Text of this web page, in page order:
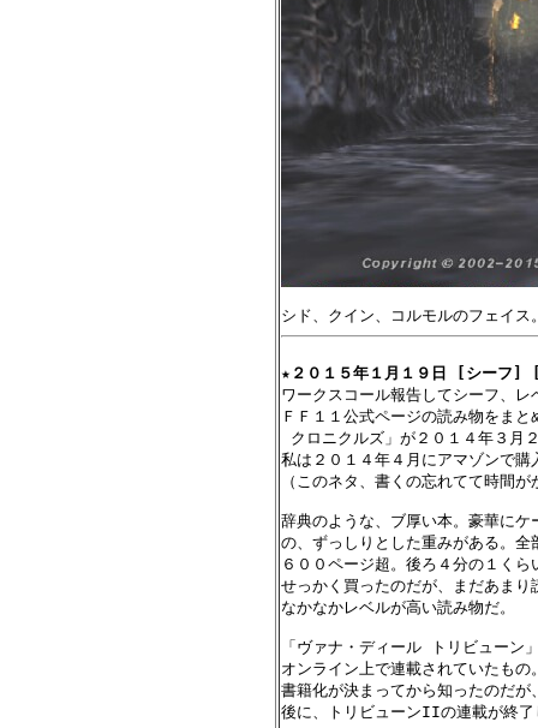
★ ２０１５年１月１９日 [シーフ]
ワークスコール報告してシーフ、レ
ＦＦ１１公式ページの読み物をま
クロニクルズ」が２０１４年３月
私は２０１４年４月にアマゾンで購
（このネタ、書くの忘れてて時間
辞典のような、ブ厚い本。豪華に
の、ずっしりとした重みがある。
６００ページ超。後ろ４分の１くら
せっかく買ったのだが、まだあま
なかなかレベルが高い読み物だ。
「ヴァナ・ディール トリビューン
オンライン上で連載されていたもの
書籍化が決まってから知ったのだ
後に、トリビューンIIの連載が終了